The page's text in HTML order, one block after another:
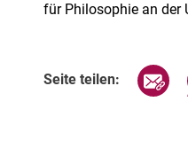
für Philosophie an der
Seite teilen: